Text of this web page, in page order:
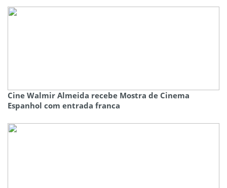
Cine Walmir Almeida recebe Mostra de Cinema
Espanhol com entrada franca